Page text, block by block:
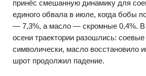
принёс смешанную динамику для
единого обвала в июле, когда бобы
— 7,3%, а масло — скромные 0,4%. В
осени траектории разошлись:
символически, масло восстановило
шрот продолжил падение.